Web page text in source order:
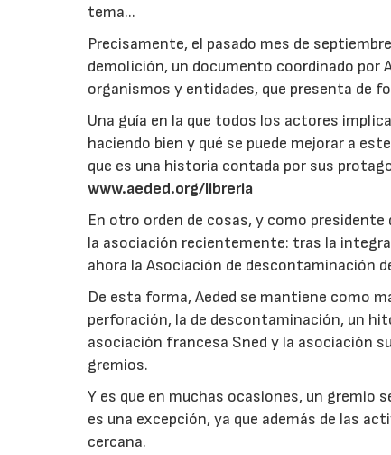
tema...
Precisamente, el pasado mes de
demolición, un documento coordinado por
organismos y entidades, que presenta de
Una guía en la que todos los actores
haciendo bien y qué se puede mejorar a
que es una historia contada por sus
www.aeded.org/libreria
En otro orden de cosas, y como
la asociación recientemente: tras la
ahora la Asociación de descontaminación
De esta forma, Aeded se mantiene como
perforación, la de descontaminación, un
asociación francesa Sned y la asociación
gremios.
Y es que en muchas ocasiones, un
es una excepción, ya que además de las
cercana.